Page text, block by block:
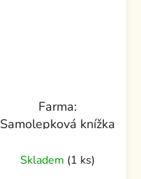
Farma:
Samolepková knížka
Skladem (1 ks)